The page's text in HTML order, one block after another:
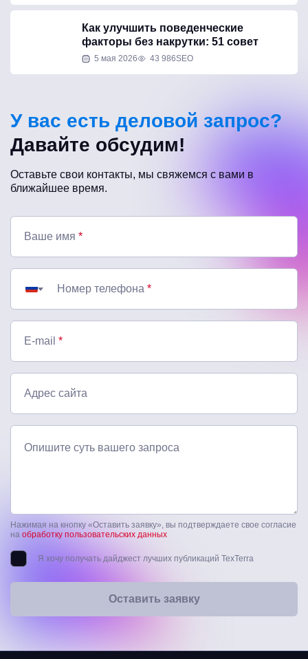
Как улучшить поведенческие
факторы без накрутки: 51 совет
5 мая 2026 43 986SEO
У вас есть деловой запрос?
Давайте обсудим!
Оставьте свои контакты, мы свяжемся с вами в
ближайшее время.
Ваше имя *
Номер телефона *
E-mail *
Адрес сайта
Опишите суть вашего запроса
Нажимая на кнопку «Оставить заявку», вы подтверждаете свое согласие
на обработку пользовательских данных
Я хочу получать дайджест лучших публикаций TexTerra
Оставить заявку